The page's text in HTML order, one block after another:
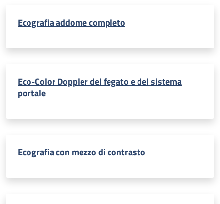
Ecografia addome completo
Eco-Color Doppler del fegato e del sistema
portale
Ecografia con mezzo di contrasto